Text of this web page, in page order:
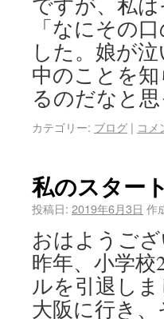
「なにその
した。娘が
中のことを
るのだなと思
カテゴリー: ブログ | コメ
私のスター
投稿日: 2019年6月3日 作
おはようご
昨年、小学
ルを引退し
大阪に行き